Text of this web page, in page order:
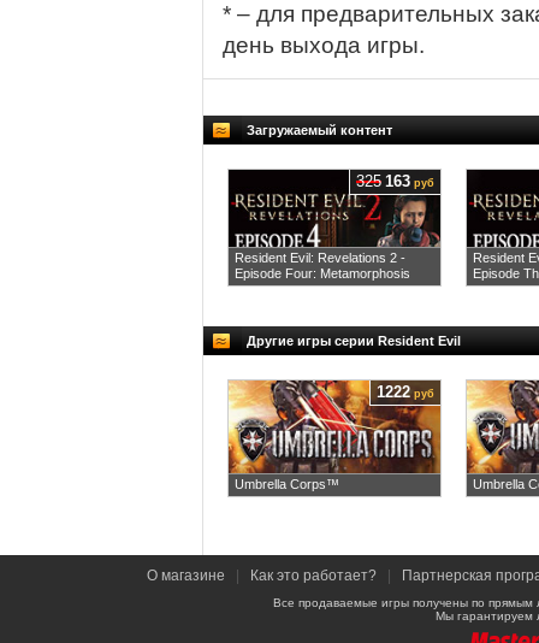
* – для предварительных
день выхода игры.
Загружаемый контент
Resident Evil: Revelations 2 -
Episode Four: Metamorphosis
325 163 руб
Resident
Episode
Другие игры серии Resident Evil
Umbrella Corps™
1222руб
Umbrella
О магазине Как это работает? Партнерская
Все продаваемые игры получены по
Мы гарантируем